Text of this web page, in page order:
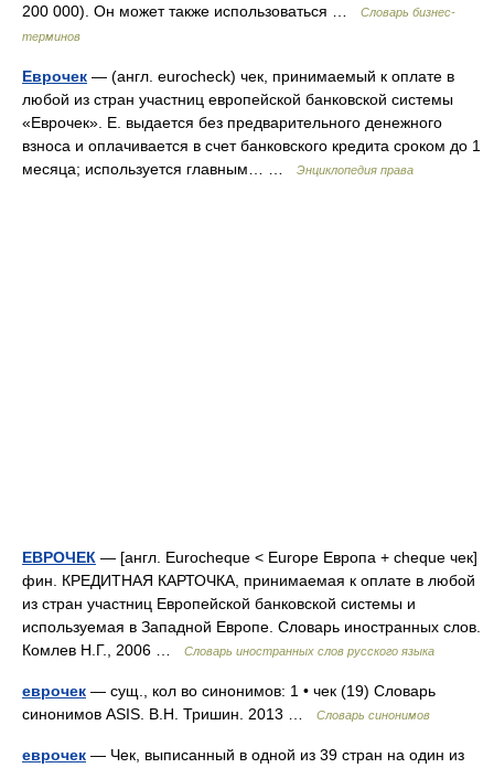
200 000). Он может также использоваться …
Словарь бизнес-
терминов
Еврочек — (англ. eurocheck) чек, принимаемый к оплате в
любой из стран участниц европейской банковской системы
«Еврочек». Е. выдается без предварительного денежного
взноса и оплачивается в счет банковского кредита сроком до 1
месяца; используется главным… …
Энциклопедия права
ЕВРОЧЕК — [англ. Eurocheque < Europe Европа + cheque чек]
фин. КРЕДИТНАЯ КАРТОЧКА, принимаемая к оплате в любой
из стран участниц Европейской банковской системы и
используемая в Западной Европе. Словарь иностранных слов.
Комлев Н.Г., 2006 …
Словарь иностранных слов русского языка
еврочек — сущ., кол во синонимов: 1 • чек (19) Словарь
синонимов ASIS. В.Н. Тришин. 2013 …
Словарь синонимов
еврочек — Чек, выписанный в одной из 39 стран на один из